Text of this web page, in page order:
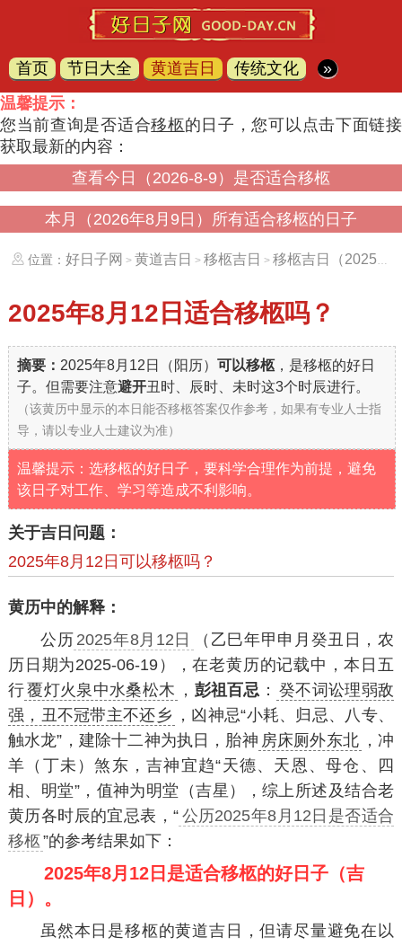
首页 节日大全 黄道吉日 传统文化
»
温馨提示：
您当前查询是否适合移柩的日子，您可以点击下面链接
获取最新的内容：
查看今日（2026-8-9）是否适合移柩
本月（2026年8月9日）所有适合移柩的日子
位置： 好日子网 > 黄道吉日 > 移柩吉日 > 移柩吉日（20250812）
2025年8月12日 适合移柩吗？
摘要： 2025年8月12日（阳历） 可以移柩，是移柩的好日
子。但需要注意避开丑时、辰时、未时这3个时辰进行。
（该黄历中显示的本日能否移柩答案仅作参考，如果有专业人士指
导，请以专业人士建议为准）
温馨提示：选移柩的好日子，要科学合理作为前提，避免
该日子对工作、学习等造成不利影响。
关于吉日问题：
2025年8月12日可以移柩吗？
黄历中的解释：
公历 2025年8月12日
（乙巳年甲申月癸丑日，农
历日期为2025-06-19），在老黄历的记载中，本日五
行覆灯火泉中水桑松木 ， 彭祖百忌 ： 癸不词讼理弱敌
强，丑不冠带主不还乡 ，凶神忌“小耗、归忌、八专、
触水龙”，建除十二神为执日，胎神 房床厕外东北 ，冲
羊（丁未）煞东，吉神宜趋“天德、天恩、母仓、四
相、明堂”，值神为明堂（吉星），综上所述及结合老
黄历各时辰的宜忌表，“ 公历2025年8月12日是否适合
移柩”的参考结果如下：
2025年8月12日是适合移柩的好日子（吉
日）。
虽然本日是移柩的黄道吉日，但请尽量避免在以